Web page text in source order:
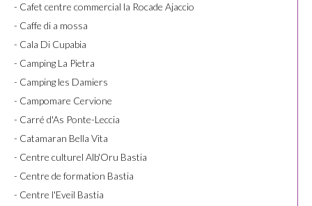
- Cafet centre commercial la Rocade Ajaccio
- Caffe di a mossa
- Cala Di Cupabia
- Camping La Pietra
- Camping les Damiers
- Campomare Cervione
- Carré d'As Ponte-Leccia
- Catamaran Bella Vita
- Centre culturel Alb'Oru Bastia
- Centre de formation Bastia
- Centre l'Eveil Bastia